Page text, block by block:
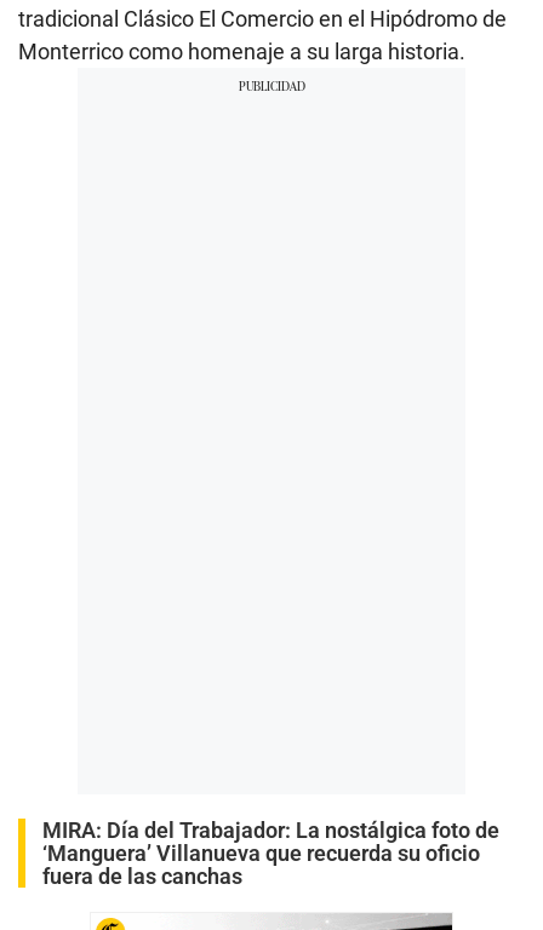
tradicional Clásico El Comercio en el Hipódromo de
Monterrico como homenaje a su larga historia.
MIRA: Día del Trabajador: La nostálgica foto de
‘Manguera’ Villanueva que recuerda su oficio
fuera de las canchas